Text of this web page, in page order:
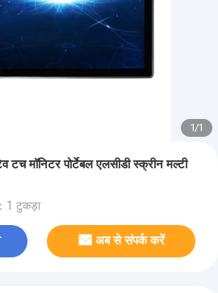
1/1
मॉनिटर पोर्टेबल एलसीडी स्क्रीन मल्टी
1 टुकड़ा
अब से संपर्क करें